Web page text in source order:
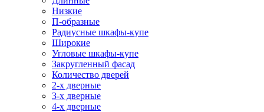
Низкие
П-образные
Радиусные шкафы-купе
Широкие
Угловые шкафы-купе
Закругленный фасад
Количество дверей
2-х дверные
3-х дверные
4-х дверные